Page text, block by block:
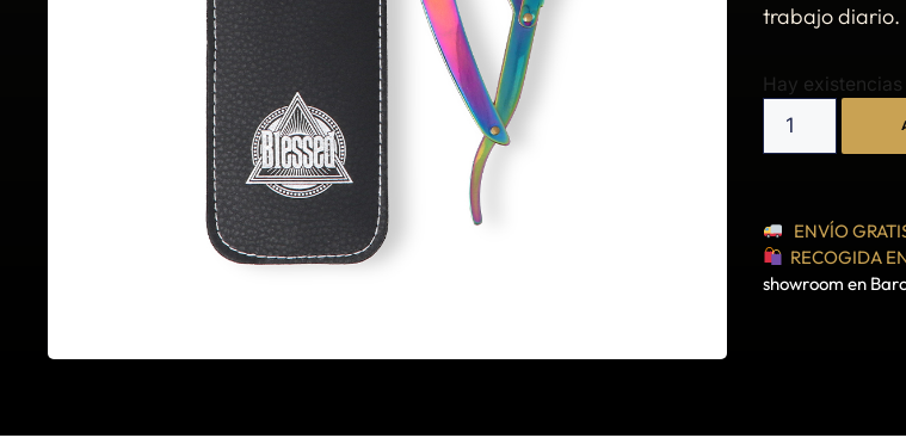
trabajo diario.
Hay existencias
ENVÍO
RECOGIDA
showroom en